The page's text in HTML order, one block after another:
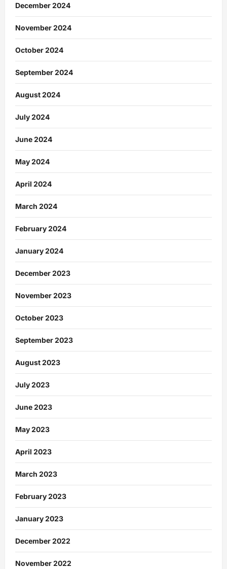
December 2024
November 2024
October 2024
September 2024
August 2024
July 2024
June 2024
May 2024
April 2024
March 2024
February 2024
January 2024
December 2023
November 2023
October 2023
September 2023
August 2023
July 2023
June 2023
May 2023
April 2023
March 2023
February 2023
January 2023
December 2022
November 2022